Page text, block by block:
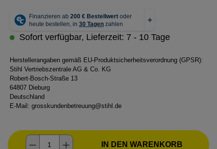
Sofort verfügbar, Lieferzeit: 7 - 10 Tage
Herstellerangaben gemäß EU-Produktsicherheitsverordnung (GPSR):
Stihl Vertriebszentrale AG & Co. KG
Robert-Bosch-Straße 13
64807 Dieburg
Deutschland
E-Mail: grosskundenbetreuung@stihl.de
Produkt Anzahl: Gib den gewünschten
IN DEN WARENKORB